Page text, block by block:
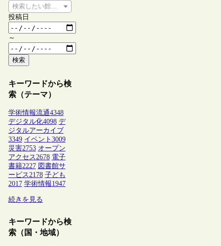
検索したい館種を選択してください
投稿日
～
検索
キーワードから検
索（テーマ）
学術情報流通4348
デジタル化4098 デ
ジタルアーカイブ
3349 イベント 3009
災害2753 オープン
アクセス 2678 電子
書籍2227 図書館サ
ービス 2178 子ども
2017 学術情報1947
続きを見る
キーワードから検
索（国・地域）